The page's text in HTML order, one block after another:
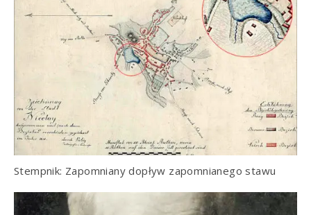
Stempnik: Zapomniany dopływ zapomnianego stawu